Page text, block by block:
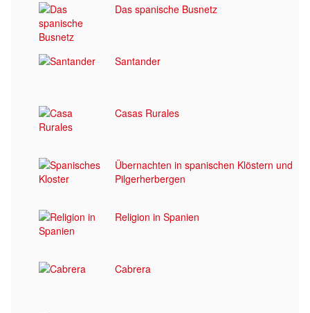
Das spanische Busnetz
Santander
Casas Rurales
Übernachten in spanischen Klöstern und
Pilgerherbergen
Religion in Spanien
Cabrera